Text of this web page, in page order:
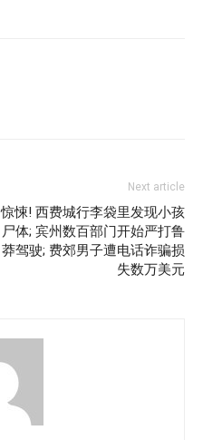
Next article
惊悚! 西费城行李袋里发现小孩
尸体; 宾州数百部门开始严打鲁
莽驾驶; 费郊男子遭电话诈骗损
失数万美元